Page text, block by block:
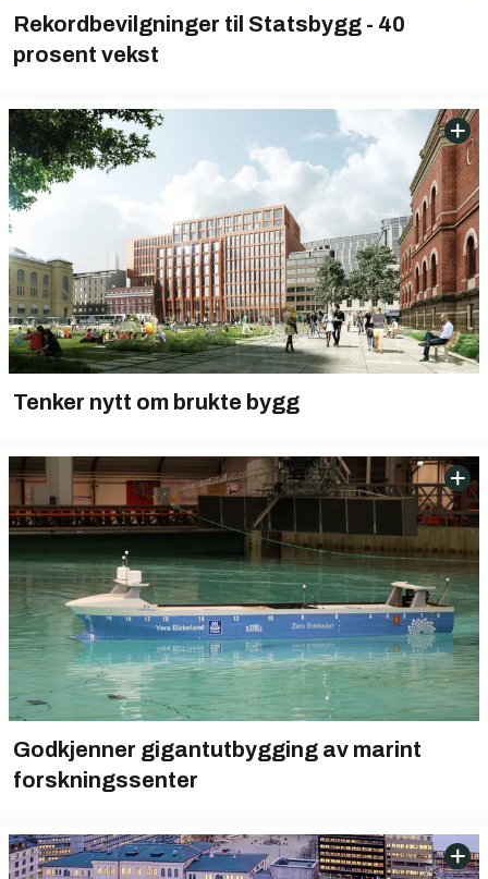
Rekordbevilgninger til Statsbygg - 40
prosent vekst
Tenker nytt om brukte bygg
Godkjenner gigantutbygging av marint
forskningssenter